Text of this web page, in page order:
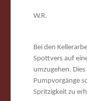
W.R.
Bei den
Spottvers auf
umzugehen.
Pumpvorgänge
Spritzigkeit zu